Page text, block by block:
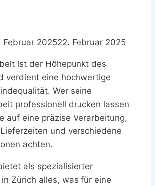
Februar 202522. Februar 2025
ist der Höhepunkt des
verdient eine hochwertige
Wer seine
professionell drucken lassen
auf eine präzise Verarbeitung,
und verschiedene
achten.
als spezialisierter
Zürich alles, was für eine